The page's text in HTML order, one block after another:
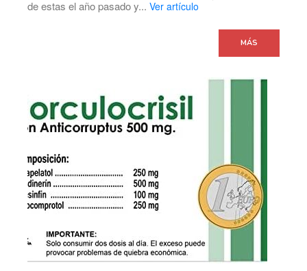
de estas el año pasado y... Ver artículo
MÁS